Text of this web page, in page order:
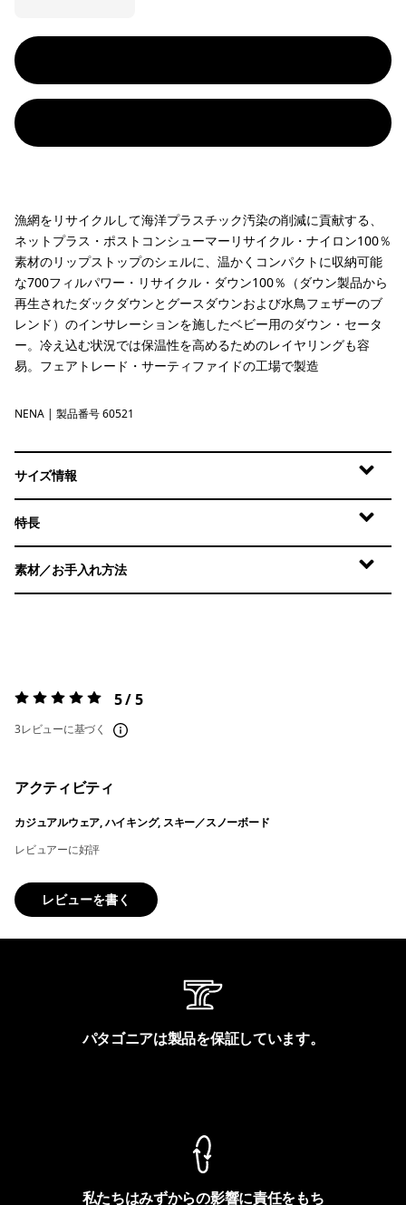
漁網をリサイクルして海洋プラスチック汚染の削減に貢献する、
ネットプラス・ポストコンシューマーリサイクル・ナイロン100％
素材のリップストップのシェルに、温かくコンパクトに収納可能
な700フィルパワー・リサイクル・ダウン100％（ダウン製品から
再生されたダックダウンとグースダウンおよび水鳥フェザーのブ
レンド）のインサレーションを施したベビー用のダウン・セータ
ー。冷え込む状況では保温性を高めるためのレイヤリングも容
易。フェアトレード・サーティファイドの工場で製造
New Navy
NENA | 製品番号 60521
サイズ情報
特長
素材／お手入れ方法
評価:5 / 5 5 / 5
3レビューに基づく
アクティビティ
カジュアルウェア, ハイキング, スキー／スノーボード
レビュアーに好評
レビューを書く
パタゴニアは製品を保証しています。
私たちはみずからの影響に責任をもち